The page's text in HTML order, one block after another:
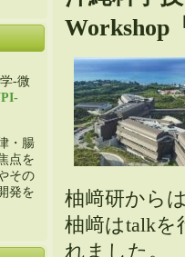
-微
・腸
点を
その
発を
Workshop
柚﨑研から
柚﨑はtalkを
れ